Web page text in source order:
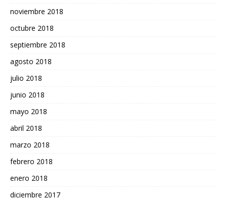
noviembre 2018
octubre 2018
septiembre 2018
agosto 2018
julio 2018
junio 2018
mayo 2018
abril 2018
marzo 2018
febrero 2018
enero 2018
diciembre 2017